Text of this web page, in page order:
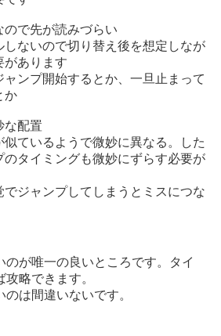
ので先が読みづらい
しないので切り替え後を想定しなが
があります
ャンプ開始するとか、一旦止まって
か
な配置
似ているようで微妙に異なる。した
のタイミングも微妙にずらす必要が
でジャンプしてしまうとミスにつな
のが唯一の良いところです。タイ
略できます。
は間違いないです。